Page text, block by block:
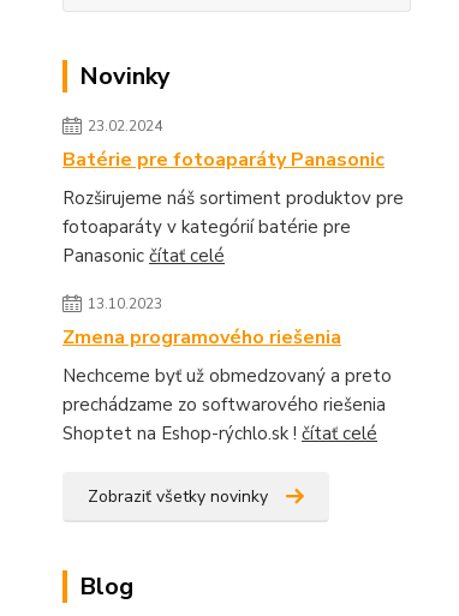
Novinky
23.02.2024
Batérie pre fotoaparáty Panasonic
Rozširujeme náš sortiment produktov pre
fotoaparáty v kategórií batérie pre
Panasonic čítať celé
13.10.2023
Zmena programového riešenia
Nechceme byť už obmedzovaný a preto
prechádzame zo softwarového riešenia
Shoptet na Eshop-rýchlo.sk ! čítať celé
Zobraziť všetky novinky
Blog